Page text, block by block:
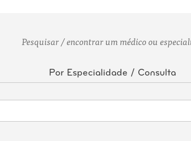
Pesquisar / encontrar um médico ou
Por Especialidade / Consulta